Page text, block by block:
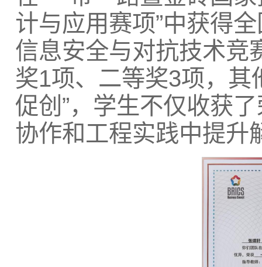
计与应用赛项”中获得
信息安全与对抗技术竞
奖1项、二等奖3项，其
促创”，学生不仅收获
协作和工程实践中提升